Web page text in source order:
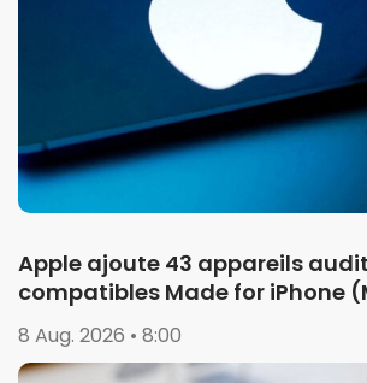
Apple ajoute 43 appareils
compatibles Made for iPhone
8 Aug. 2026 • 8:00